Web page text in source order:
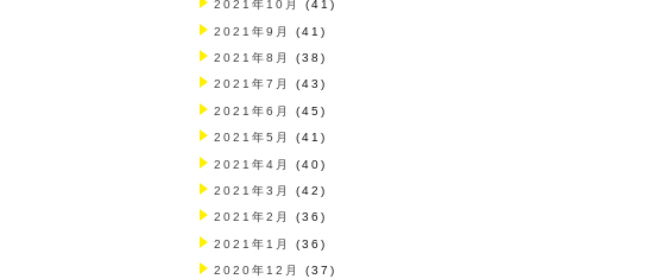
2021年10月 (41)
2021年9月 (41)
2021年8月 (38)
2021年7月 (43)
2021年6月 (45)
2021年5月 (41)
2021年4月 (40)
2021年3月 (42)
2021年2月 (36)
2021年1月 (36)
2020年12月 (37)